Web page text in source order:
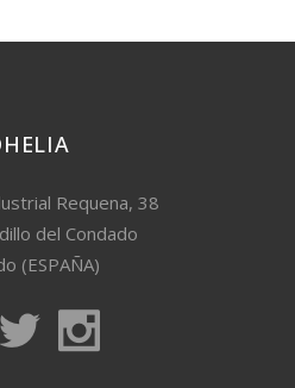
Requena, 38
del Condado
(ESPAÑA)